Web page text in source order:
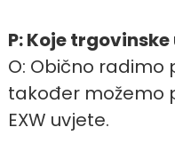
P: Koje
O: Obično radimo
također možemo
EXW uvjete.